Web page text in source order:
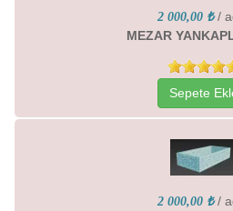
2 000,00 ₺ /
MEZAR
Sepete
2 000,00 ₺ /